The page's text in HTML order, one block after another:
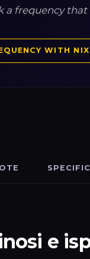
a frequency that
WITH
e